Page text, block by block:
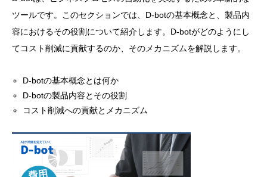
ツールです。このセクションでは、D-botの基本概念と、製品内
容におけるその役割について紹介します。D-botがどのようにし
てコスト削減に貢献するのか、そのメカニズムを解説します。
D-botの基本概念とは何か
D-botの製品内容とその役割
コスト削減への貢献とメカニズム